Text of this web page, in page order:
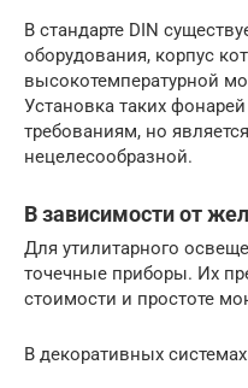
В стандарте DIN
оборудования, корпус
высокотемпературной
Установка таких
требованиям, но
нецелесообразной.
В зависимости от
Для утилитарного
точечные приборы. Их
стоимости и простоте
В декоративных